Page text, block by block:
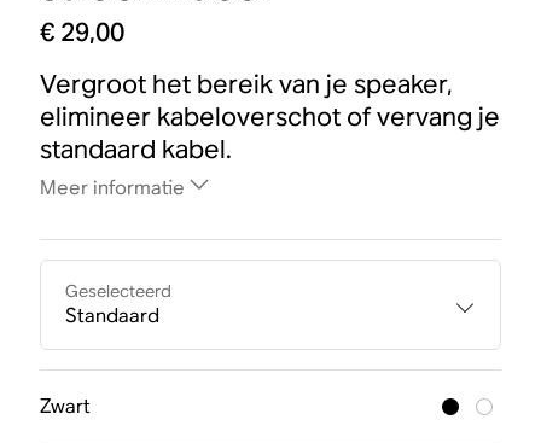
€ 29,00
Vergroot het bereik van je speaker,
elimineer kabeloverschot of vervang je
standaard kabel.
Meer informatie
Geselecteerd
Standaard
Zwart